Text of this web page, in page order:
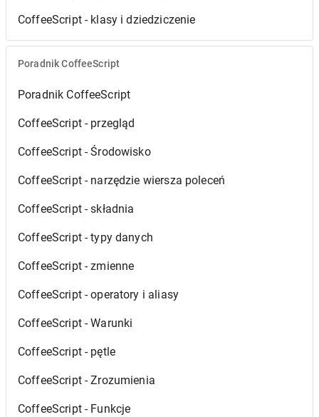
CoffeeScript - klasy i dziedziczenie
Poradnik CoffeeScript
Poradnik CoffeeScript
CoffeeScript - przegląd
CoffeeScript - Środowisko
CoffeeScript - narzędzie wiersza poleceń
CoffeeScript - składnia
CoffeeScript - typy danych
CoffeeScript - zmienne
CoffeeScript - operatory i aliasy
CoffeeScript - Warunki
CoffeeScript - pętle
CoffeeScript - Zrozumienia
CoffeeScript - Funkcje